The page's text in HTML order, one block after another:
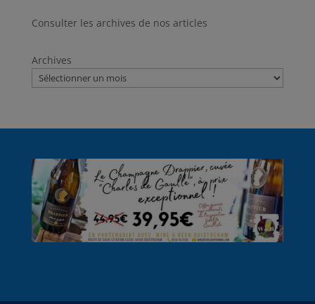
Consulter les archives de nos articles
Archives